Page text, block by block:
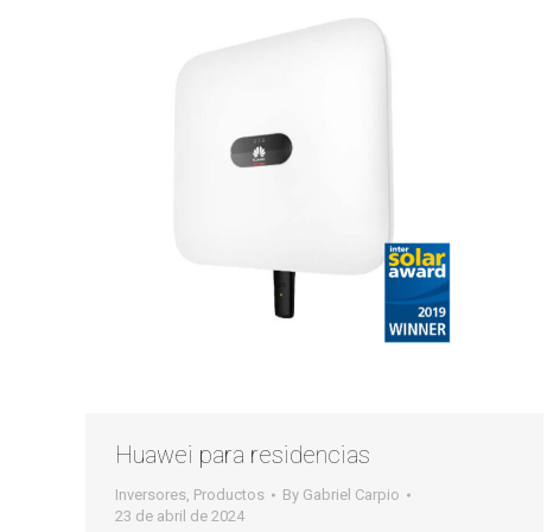
Huawei para residencias
Inversores, Productos By Gabriel Carpio
23 de abril de 2024